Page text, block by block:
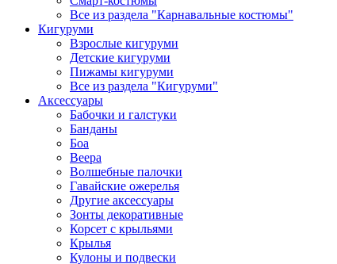
Все из раздела "Карнавальные костюмы"
Кигуруми
Взрослые кигуруми
Детские кигуруми
Пижамы кигуруми
Все из раздела "Кигуруми"
Аксессуары
Бабочки и галстуки
Банданы
Боа
Веера
Волшебные палочки
Гавайские ожерелья
Другие аксессуары
Зонты декоративные
Корсет с крыльями
Крылья
Кулоны и подвески